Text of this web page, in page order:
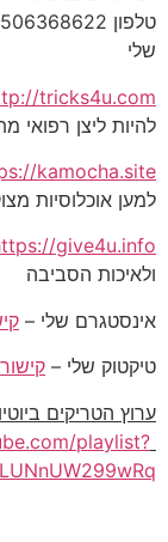
שלי
tricks4u.com/
להיות ליצן רפואי
kamocha.site/
למען אוכלוסיות
give4u.info/
ולאיכות הסביבה
אינסטגרם שלי –
טיקטוק שלי – קישור
ערוץ הטריקים
playlist?